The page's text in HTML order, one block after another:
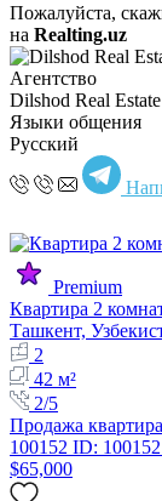
Пожалуйста,
на Realting.uz
Агентство
Dilshod Real Estate
Языки общения
Русский
Premium
Квартира 2
Ташкент,
2
42 м²
2/5
Продажа
100152 ID:
$65,000